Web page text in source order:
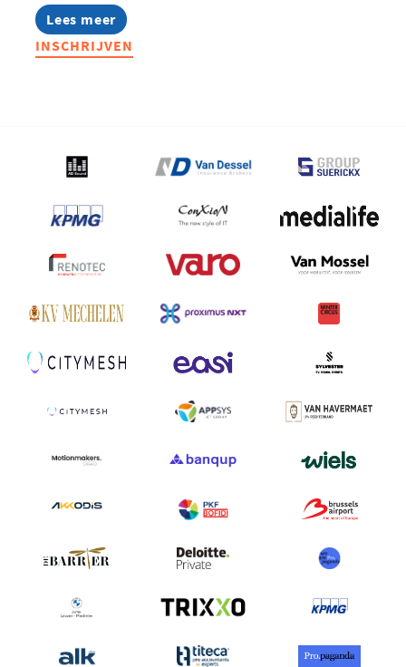
Lees meer
about
Jong
Voka
INSCHRIJVEN